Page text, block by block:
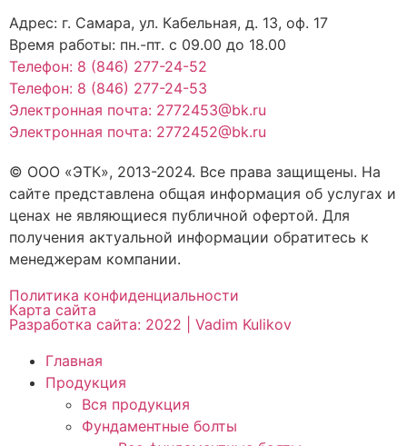
Адрес: г. Самара, ул. Кабельная, д. 13, оф. 17
Время работы: пн.-пт. с 09.00 до 18.00
Телефон: 8 (846) 277-24-52
Телефон: 8 (846) 277-24-53
Электронная почта: 2772453@bk.ru
Электронная почта: 2772452@bk.ru
© ООО «ЭТК», 2013-2024. Все права защищены. На
сайте представлена общая информация об услугах и
ценах не являющиеся публичной офертой. Для
получения актуальной информации обратитесь к
менеджерам компании.
Политика конфиденциальности
Карта сайта
Разработка сайта: 2022 | Vadim Kulikov
Главная
Продукция
Вся продукция
Фундаментные болты